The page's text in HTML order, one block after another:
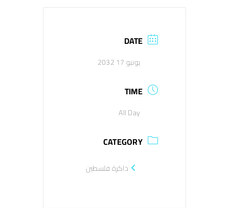
DATE
يونيو 17 2032
TIME
All Day
CATEGORY
ذاكرة فلسطين